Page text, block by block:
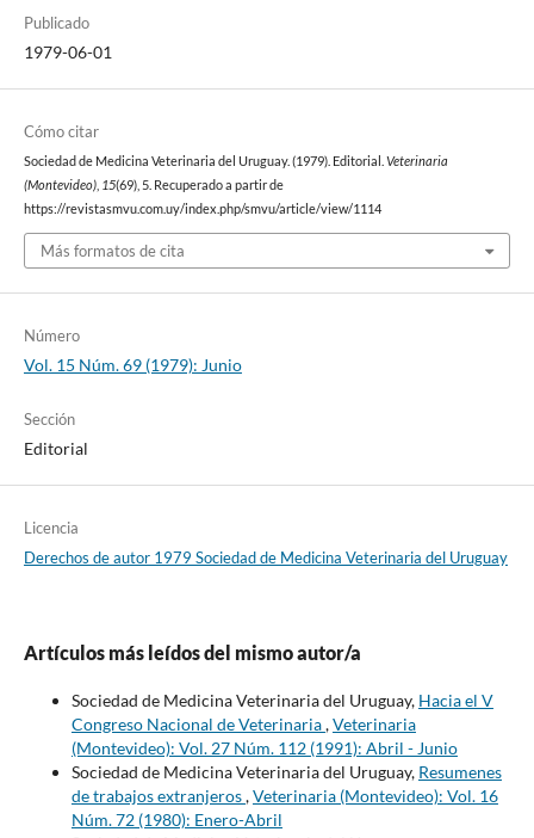
Publicado
1979-06-01
Cómo citar
Sociedad de Medicina Veterinaria del Uruguay. (1979). Editorial. Veterinaria
(Montevideo), 15(69), 5. Recuperado a partir de
https://revistasmvu.com.uy/index.php/smvu/article/view/1114
Más formatos de cita
Número
Vol. 15 Núm. 69 (1979): Junio
Sección
Editorial
Licencia
Derechos de autor 1979 Sociedad de Medicina Veterinaria del Uruguay
Artículos más leídos del mismo autor/a
Sociedad de Medicina Veterinaria del Uruguay, Hacia el V
Congreso Nacional de Veterinaria,Veterinaria
(Montevideo): Vol. 27 Núm. 112 (1991): Abril - Junio
Sociedad de Medicina Veterinaria del Uruguay, Resumenes
de trabajos extranjeros,Veterinaria (Montevideo): Vol. 16
Núm. 72 (1980): Enero-Abril